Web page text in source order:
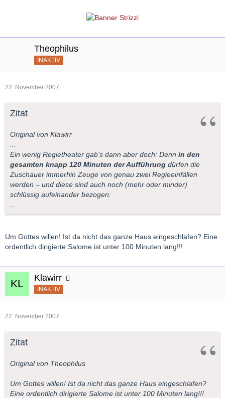
Theophilus
INAKTIV
22. November 2007
Zitat
Original von Klawirr
Ein wenig Regietheater gab’s dann aber doch: Denn in den
gesamten knapp 120 Minuten der Aufführung dürfen die
Zuschauer immerhin Zeuge von genau zwei Regieeinfällen
werden – und diese sind auch noch (mehr oder minder)
schlüssig aufeinander bezogen:
Um Gottes willen! Ist da nicht das ganze Haus eingeschlafen? Eine
ordentlich dirigierte Salome ist unter 100 Minuten lang!!!
Klawirr
INAKTIV
22. November 2007
Zitat
Original von Theophilus
Um Gottes willen! Ist da nicht das ganze Haus eingeschlafen?
Eine ordentlich dirigierte Salome ist unter 100 Minuten lang!!!